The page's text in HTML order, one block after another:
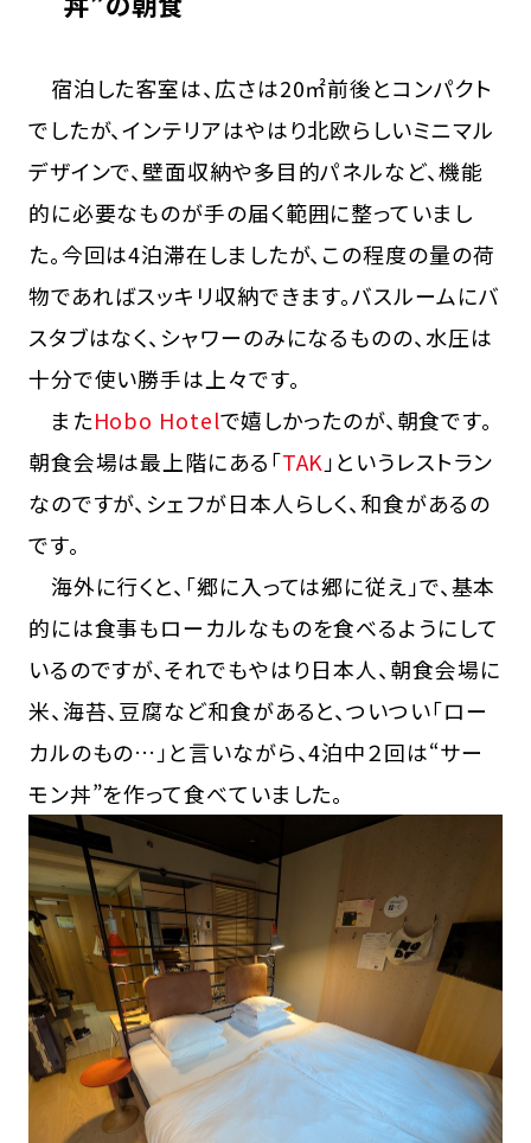
宿泊した客室は、広さは20㎡前後とコンパクト
でしたが、インテリアはやはり北欧らしいミニマル
デザインで、壁面収納や多目的パネルなど、機能
的に必要なものが手の届く範囲に整っていまし
た。今回は4泊滞在しましたが、この程度の量の荷
物であればスッキリ収納できます。バスルームにバ
スタブはなく、シャワーのみになるものの、水圧は
十分で使い勝手は上々です。
またHobo Hotelで嬉しかったのが、朝食です。
朝食会場は最上階にある「TAK 」というレストラン
なのですが、シェフが日本人らしく、和食があるの
です。
海外に行くと、「郷に入っては郷に従え」で、基本
的には食事もローカルなものを食べるようにして
いるのですが、それでもやはり日本人、朝食会場に
米、海苔、豆腐など和食があると、ついつい「ロー
カルのもの…」と言いながら、4泊中２回は“サー
モン丼”を作って食べていました。